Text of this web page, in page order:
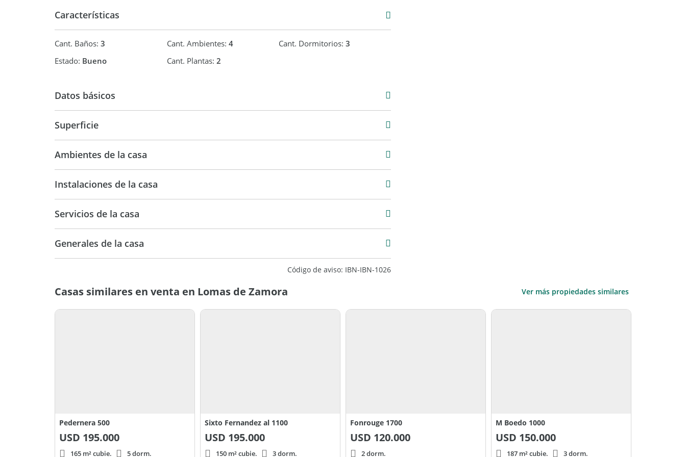
y descripciones son ilustrativas y no contractuales
Características
Cant. Baños: 3 Cant. Ambientes: 4 Cant. Dormitorios:3
Estado: Bueno Cant. Plantas: 2
Datos básicos
Superficie
Ambientes de la casa
Instalaciones de la casa
Servicios de la casa
Generales de la casa
Código de aviso: IBN-IBN-1026
Casas similares en venta en Lomas de Zamora Ver más propiedades similares
Pedernera 500
USD 195.000
165 m² cubie. 5 dorm.
Sixto Fernandez al 1100
USD 195.000
150 m² cubie. 3 dorm.
Fonrouge 1700
USD 120.000
2 dorm.
M Boedo 1000
USD 150.000
187 m² cubie. 3 dorm.